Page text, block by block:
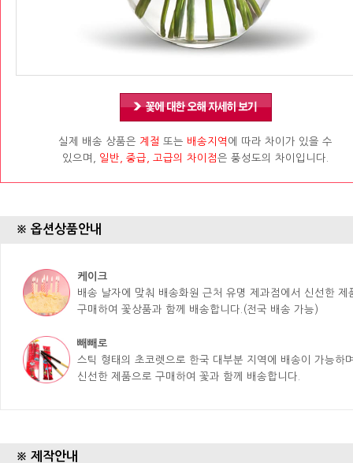
실제 배송 상품은 계절 또는 배송지역 에 따라 차이가 있을 수
있으며, 일반, 중급, 고급의 차이점은 풍성도의 차이입니다.
※ 옵션상품안내
케이크
배송 날자에 맞춰 배송화원 근처 유명 제과점에서 신선한 제
구매하여 꽃상품과 함께 배송합니다.(전국 배송 가능)
빼빼로
스틱 형태의 초코렛으로 한국 대부분 지역에 배송이 가능하
신선한 제품으로 구매하여 꽃과 함께 배송합니다.
※ 제작안내